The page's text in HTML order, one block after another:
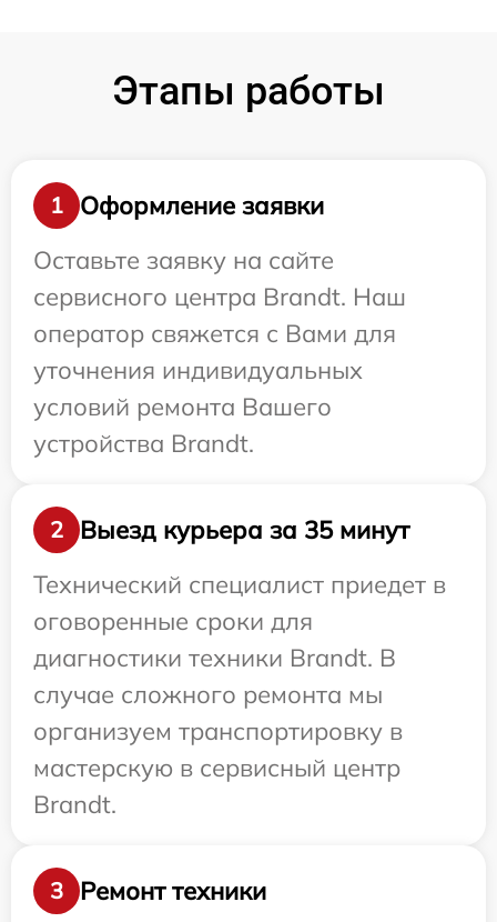
Этапы работы
1
Оформление заявки
Оставьте заявку на сайте
сервисного центра Brandt. Наш
оператор свяжется с Вами для
уточнения индивидуальных
условий ремонта Вашего
устройства Brandt.
2
Выезд курьера за 35 минут
Технический специалист приедет в
оговоренные сроки для
диагностики техники Brandt. В
случае сложного ремонта мы
организуем транспортировку в
мастерскую в сервисный центр
Brandt.
3 Ремонт техники